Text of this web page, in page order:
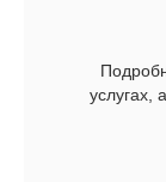
услугах,